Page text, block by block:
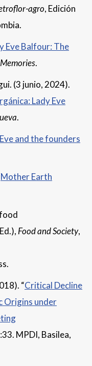
agro, Edición
Eve Balfour: The
.
(3 junio, 2024).
Lady Eve
.
and the founders
Mother Earth
Food and Society,
“Critical Decline
Origins under
MPDI, Basilea,